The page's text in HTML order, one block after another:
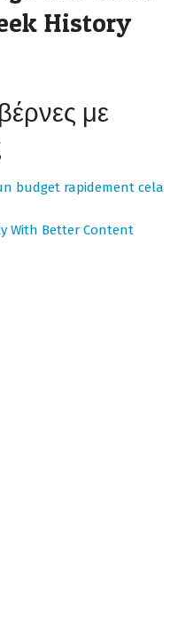
History
με
budget rapidement cela
With Better Content